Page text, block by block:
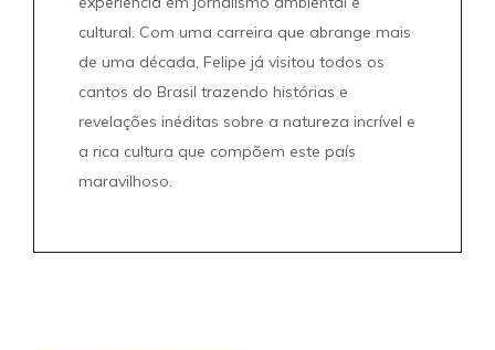
cultural. Com uma carreira que abrange mais
de uma década, Felipe já visitou todos os
cantos do Brasil trazendo histórias e
revelações inéditas sobre a natureza incrível e
a rica cultura que compõem este país
maravilhoso.